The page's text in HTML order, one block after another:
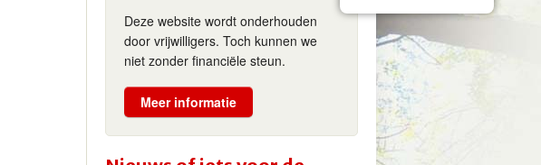
Deze website wordt onderhouden
door vrijwilligers. Toch kunnen we
niet zonder financiële steun.
Meer informatie